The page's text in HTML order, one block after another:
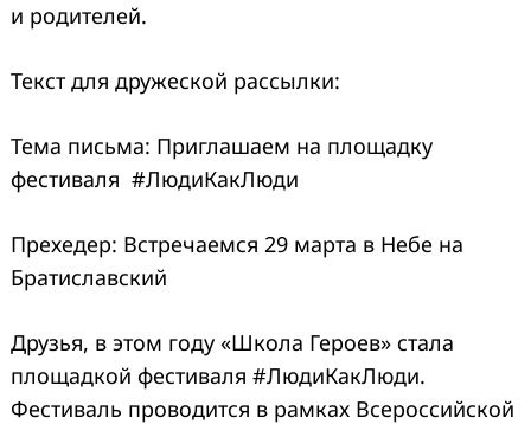
и родителей.
Текст для дружеской рассылки:
Тема письма: Приглашаем на площадку
фестиваля #ЛюдиКакЛюди
Прехедер: Встречаемся 29 марта в Небе на
Братиславский
Друзья, в этом году «Школа Героев» стала
площадкой фестиваля #ЛюдиКакЛюди.
Фестиваль проводится в рамках Всероссийской